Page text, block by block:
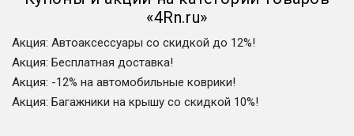
«4Rn.ru»
Акция: Автоаксессуары со скидкой до 12%!
Акция: Бесплатная доставка!
Акция: -12% на автомобильные коврики!
Акция: Багажники на крышу со скидкой 10%!